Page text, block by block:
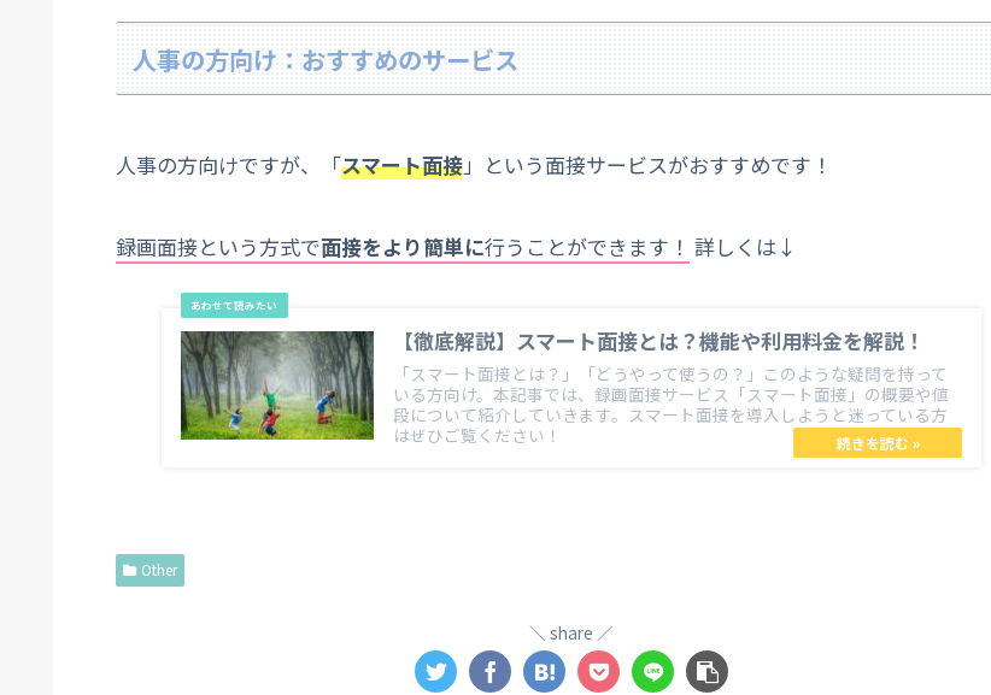
人事の方向け：おすすめのサービス
人事の方向けですが、「スマート面接」という面接サービスがおすすめです！
録画面接という方式で面接をより簡単に行うことができます！ 詳しくは↓
【徹底解説】スマート面接とは？機能や利用料金を解説！
「スマート面接とは？」「どうやって使うの？」このような疑問を持って
いる方向け。本記事では、録画面接サービス「スマート面接」の概要や値
段について紹介していきます。スマート面接を導入しようと迷っている方
はぜひご覧ください！
Other
share